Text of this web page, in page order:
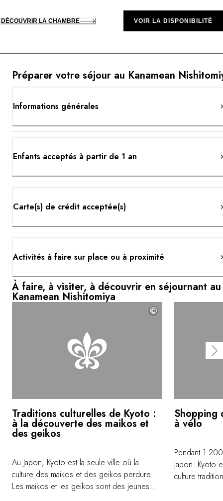
Préparer votre séjour au Kanamean
Informations générales
Enfants acceptés à partir de 1 an
Carte(s) de crédit acceptée(s)
Activités à faire sur place ou à proximité
DÉCOUVRIR LA CHAMBRE VOIR LA DISPONIBILITÉ
À faire, à visiter, à découvrir en séjournant au
Kanamean Nishitomiya
©
Traditions culturelles de Kyoto :
à la découverte des maikos et
des geikos
Au Japon, Kyoto est la seule ville où la
culture des maikos et des geikos perdure.
Les maikos et les geikos sont des jeunes
Shopping
à vélo
Pendant 1
Japon. Kyoto
culture